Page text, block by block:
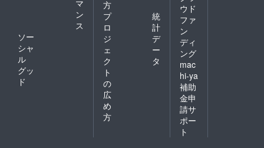
マ
ン
ス
ソー
シャ
ル
グッ
ド
方
プ
ロ
ジ
ェ
ク
ト
の
広
め
方
統
計
デ
ー
タ
ウド
ファ
ン
ディ
ング
mac
hi-ya
補助
金申
請サ
ポー
ト